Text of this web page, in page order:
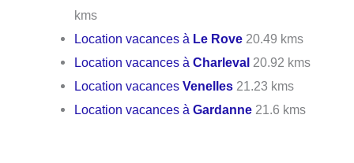
kms
Location vacances à Le Rove 20.49 kms
Location vacances àCharleval 20.92 kms
Location vacancesVenelles 21.23 kms
Location vacances àGardanne 21.6 kms